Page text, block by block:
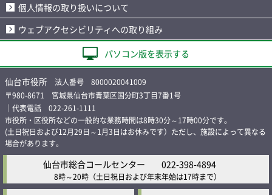
個人情報の取り扱いについて
ウェブアクセシビリティへの取り組み
パソコン版を表示する
仙台市役所 法人番号 8000020041009
〒980-8671 宮城県仙台市青葉区国分町3丁目7番1号
｜代表電話 022-261-1111
市役所・区役所などの一般的な業務時間は8時30分～17時00分です。
(土日祝日および12月29日～1月3日はお休みです）ただし、施設によって異なる
場合があります。
仙台市総合コールセンター 022-398-4894
8時～20時 （土日祝日および年末年始は17時まで）